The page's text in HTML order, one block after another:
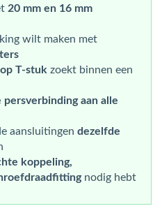
20 mm en 16 mm
wilt maken met
T-stuk zoekt binnen een
persverbinding aan alle
aansluitingen dezelfde
koppeling,
nodig hebt